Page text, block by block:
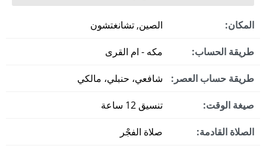
المكان: الصين, تشانغتشون
طريقة الحساب: مكه - ام القرى
طريقة حساب العصر: شافعي، حنبلي، مالكي
صيغة الوقت: تنسيق 12 ساعة
الصلاة القادمة: صلاة الفجْر